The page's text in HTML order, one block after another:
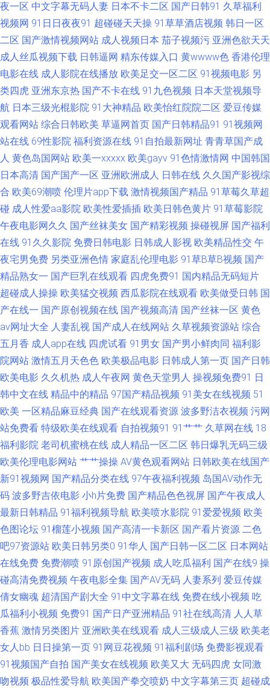
亚洲色吧在线 欧美精品性交 久久精品店视频网站 91av白丝视频 国产原创在
看论坛 黑丝被入 五月丁香蕉 91少妇喷水视频 玖玖资源站在线 1024看片成
人版 不卡AV电影在线观看 欧美精品久色视频网 91热视 精品在线视频2 香蕉
黄色免费网站 91偷拍在线观看 欧美日韩久久网 91黄色视频清高 国产精品自
拍在线 日韩新片BT一二三 ts另类国产福利视频 欧美人妖系列 91白嫩视频精
91夫妻交友 黑丝美女白虎 五月婷六月花 91视频精品导航 九草在线 91V成人
电影 大香蕉伊人在97 人妻少妇精品区 九九视频网 四虎青青WWW 91爱啪啪
91AV福利在线 东方av在线网 日韩免费成人黄色网址 成人性爱伊人影院 瑟涩
视频肉h 91网址在线免费 久热精品视频在线 国产16页 深夜男人天堂 92国产
在线视频 久久亚洲熟妇中文字幕 91系列在线视频 久久福利国产 91豆花视频
网站 东方av最新网址 探花视频网址 91学生秘黄在线观看 欧美日韩瑞士久久
91久久a 91人妻人人妻人人 欧美久久视频 91伦理版免费网站视频 韩国三级
A片网址 东方AV激情 天堂色豆花33 91深夜影院色 蜜桃视频网 91官网 久久
福利A∨AV无码 91综合在线五月综合 女优大全 91每日更新 白浆二区欧美 国
产精品色悠悠 久久视频黄色 91大赛福利视频 91人妻视频 日本黄色网入口站
欧美VA性爱 九九网络视频 久久精品品国产 欧美日韩久久视频 久久网一级 女
人天堂男人天堂AV 香焦AV 俺去射官网 精品精品精品精品 韩国avwuma 伊人
欧美香蕉视频 五月久久伊人 97资源站狠狠撸 欧美日韩大陆成人 91人人肏 青
娱乐大香蕉99热 91在线视频福利观看 人妻操人人 91嫩草福利 精品人妻免费
夜一区 中文字幕无码人妻 日本不卡二区 国产日韩91 久草福利
视频网 91日日夜夜91 超碰碰天天操 91草草酒店视频 韩日一区
二区 国产激情视频网站 成人视频日本 茄子视频污 亚洲色欲天天
成人丝瓜视频下载 日韩逼网 精东传媒入口 黄wwww色 香港伦理
电影在线 成人影院在线播放 欧美足交一区二区 91视频电影 另
类四虎 亚洲东京热 国产不卡在线 91九色视频 日本天堂视频导
航 日本三级光棍影院 91大神精品 欧美怡红院院二区 爱豆传媒
观看网站 综合日韩欧美 草逼网首页 国产日韩精品91 91视频网
站在线 69性影院 福利资源在线 91自拍最新网址 青青草国产成
人 黄色岛国网站 欧美一xxxxx 欧美gayv 91色情激情网 中国韩国
日本高清 国产国产一区 亚洲欧洲成人 日韩在线 久久国产影视综
合 欧美69潮喷 伦理片app下载 激情视频国产精品 91草莓久草超
碰 成人性爱aa影院 欧美性爱插插 欧美日韩色黄片 91草莓影院
午夜电影网久久 国产丝袜美女 国产精彩视频 操碰视屏 国产福利
在线 91久久影院 免费日韩电影 日韩成人影视 欧美精品性交 午
夜宅男免费 另类亚洲色情 家庭乱伦理电影 91草B草B视频 国产
精品熟女一 国产巨乳在线观看 四虎免费91 国内精品无码短片
超碰成人操操 欧美猛交视频 西瓜影院在线观看 欧美做受日韩 国
产在线一 国产原创视频在线 国产视频高清 国产丝袜一区 黄色
av网址大全 人妻乱视 国产成人在线网站 久草视频资源站 综合
五月香 成人app在线 四虎试看 91男女 国产男小鲜肉同 福利影
院网站 激情五月天色色 欧美极品电影 日韩成人第一页 国产日韩
欧美电影 久久机热 成人午夜网 黄色天堂男人 操视频免费91 日
韩中文在线 精品中的精品 97国产精品视频 91美女在线视频 51
欧美 一区精品麻豆经典 国产在线观看资源 波多野洁衣视频 污网
站免费看 特级欧美在线观看 自拍视频91 91艹艹 久草网在线 18
福利影院 老司机蜜桃在线 成人精品一区二区 韩日爆乳无码三级
欧美伦理电影网站 艹艹操操 AV黄色观看网站 日韩欧美在线国产
新91视频网 国产精品分类在线 97午夜福利视频 岛国AV动作无
码 波多野吉依电影 小h片免费 国产精品色色视屏 国产午夜成人
最新日韩精品 91福利视频导航 欧美喷水影院 91爱爱视频 欧美
色图论坛 91榴莲小视频 国产高清一卡新区 国产看片资源 二色
吧97资源站 欧美日韩另类0 91华人 国产日韩一区二区 日本网站
在线免费 免费潮喷 91原创国产视频 成人吃瓜福利 国产在线9 操
碰高清免费视频 午夜电影全集 国产AV无码 人妻系列 爱豆传媒
倩女幽魂 超清国产剧大全 91中文字幕在线 免费在线小视频 吃
瓜福利小视频 免费91 国产日产亚洲精品 91社在线高清 人人草
香蕉 激情另类图片 亚洲欧美在线观看 成人三级成人三级 欧美老
女人bb 日日操第一页 91网豆花视频 91福利剧场 免费影视观看
91视频国产自拍 国产美女在线视频 欧美又大 无码四虎 女同激
吻视频 极品性爱导航 欧美国产拳交喷奶 中文字幕第三页 超碰成